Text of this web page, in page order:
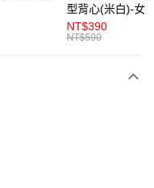
帳。
將跳轉至「AFTEE先享後付」
完成結帳。
型背心(米白)-女
NT$390
NT$590